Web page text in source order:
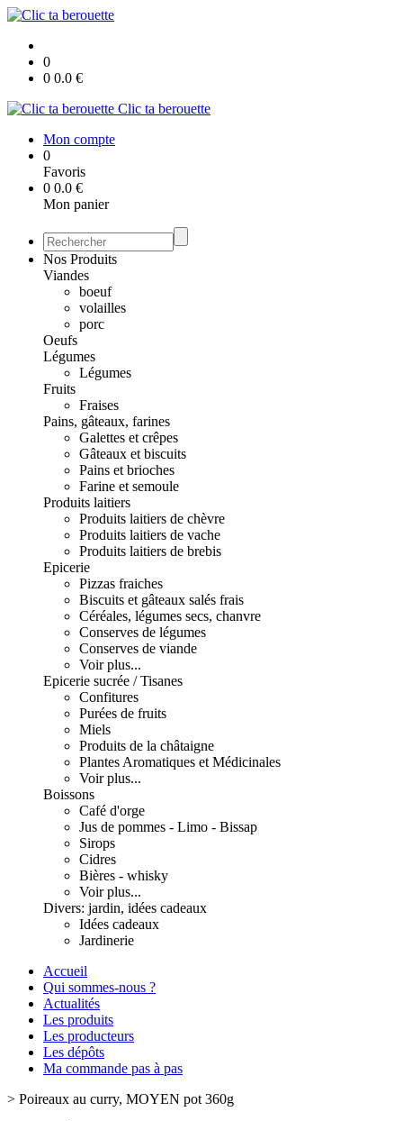
0
0 0.0 €
Clic ta berouette
Mon compte
0
Favoris
0 0.0 €
Mon panier
Nos Produits
Viandes
boeuf
volailles
porc
Oeufs
Légumes
Légumes
Fruits
Fraises
Pains, gâteaux, farines
Galettes et crêpes
Gâteaux et biscuits
Pains et brioches
Farine et semoule
Produits laitiers
Produits laitiers de chèvre
Produits laitiers de vache
Produits laitiers de brebis
Epicerie
Pizzas fraiches
Biscuits et gâteaux salés frais
Céréales, légumes secs, chanvre
Conserves de légumes
Conserves de viande
Voir plus...
Epicerie sucrée / Tisanes
Confitures
Purées de fruits
Miels
Produits de la châtaigne
Plantes Aromatiques et Médicinales
Voir plus...
Boissons
Café d'orge
Jus de pommes - Limo - Bissap
Sirops
Cidres
Bières - whisky
Voir plus...
Divers: jardin, idées cadeaux
Idées cadeaux
Jardinerie
Accueil
Qui sommes-nous ?
Actualités
Les produits
Les producteurs
Les dépôts
Ma commande pas à pas
> Poireaux au curry, MOYEN pot 360g